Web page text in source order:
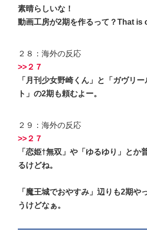
素晴らしいな！
動画工房が2期を作るって？That is
２８：海外の反応
>>２７
「月刊少女野崎くん」と「ガヴリ
ト」の2期も頼むよー。
２９：海外の反応
>>２７
「恋姫†無双」や「ゆるゆり」とか
るけどね。
「魔王城でおやすみ」辺りも2期や
うけどなぁ。